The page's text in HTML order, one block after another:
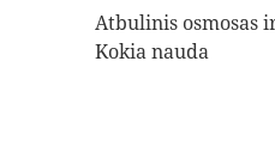
Atbulinis osmosas
Kokia nauda